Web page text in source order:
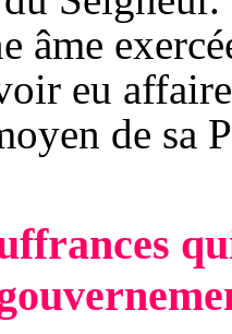
âme
eu
de sa